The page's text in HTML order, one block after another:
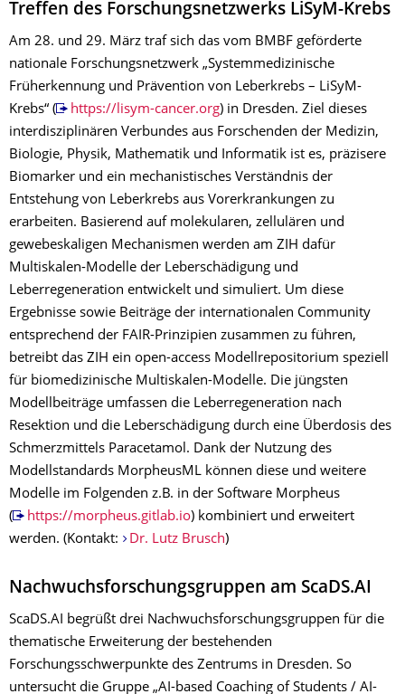
Treffen des Forschungsnetzwerks LiSyM-Krebs
Am 28. und 29. März traf sich das vom BMBF geförderte
nationale Forschungsnetzwerk „Systemmedizinische
Früherkennung und Prävention von Leberkrebs – LiSyM-
Krebs“ (
https://lisym-cancer.org) in Dresden. Ziel dieses
interdisziplinären Verbundes aus Forschenden der Medizin,
Biologie, Physik, Mathematik und Informatik ist es, präzisere
Biomarker und ein mechanistisches Verständnis der
Entstehung von Leberkrebs aus Vorerkrankungen zu
erarbeiten. Basierend auf molekularen, zellulären und
gewebeskaligen Mechanismen werden am ZIH dafür
Multiskalen-Modelle der Leberschädigung und
Leberregeneration entwickelt und simuliert. Um diese
Ergebnisse sowie Beiträge der internationalen Community
entsprechend der FAIR-Prinzipien zusammen zu führen,
betreibt das ZIH ein open-access Modellrepositorium speziell
für biomedizinische Multiskalen-Modelle. Die jüngsten
Modellbeiträge umfassen die Leberregeneration nach
Resektion und die Leberschädigung durch eine Überdosis des
Schmerzmittels Paracetamol. Dank der Nutzung des
Modellstandards MorpheusML können diese und weitere
Modelle im Folgenden z.B. in der Software Morpheus
(
https://morpheus.gitlab.io) kombiniert und erweitert
werden. (Kontakt:
Dr. Lutz Brusch)
Nachwuchsforschungsgruppen am ScaDS.AI
ScaDS.AI begrüßt drei Nachwuchsforschungsgruppen für die
thematische Erweiterung der bestehenden
Forschungsschwerpunkte des Zentrums in Dresden. So
untersucht die Gruppe „AI-based Coaching of Students / AI-